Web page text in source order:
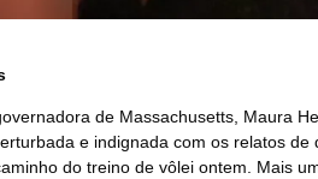
de Massachusetts, Maura
e indignada com os relatos
do treino de vôlei ontem. Mais